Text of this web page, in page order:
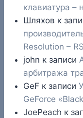
клавиатура –
Шляхов к
Resolution –
john к записи
арбитража
GeF к записи
GeForce
JoePeach к